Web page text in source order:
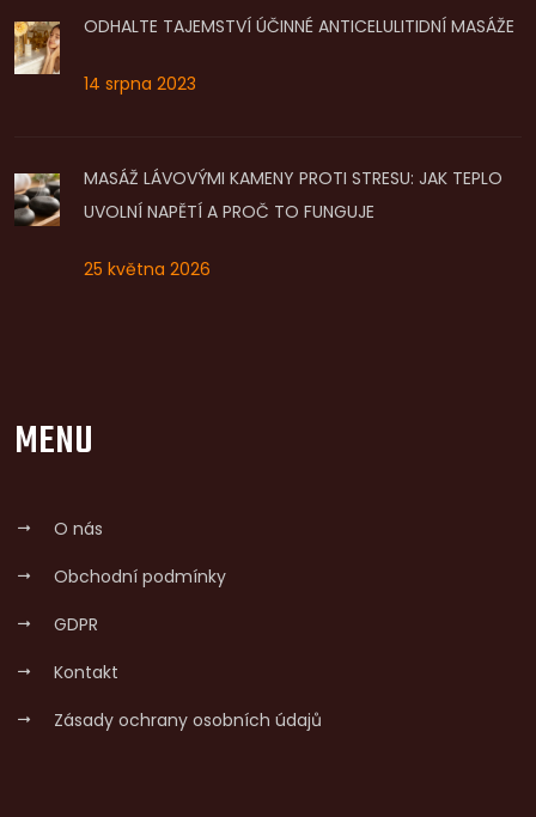
ODHALTE TAJEMSTVÍ ÚČINNÉ ANTICELULITIDNÍ MASÁŽE
14 srpna 2023
MASÁŽ LÁVOVÝMI KAMENY PROTI STRESU: JAK TEPLO
UVOLNÍ NAPĚTÍ A PROČ TO FUNGUJE
25 května 2026
MENU
O nás
Obchodní podmínky
GDPR
Kontakt
Zásady ochrany osobních údajů